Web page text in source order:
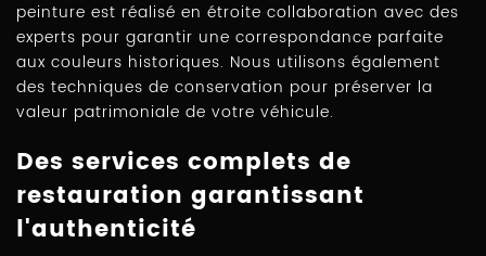
peinture est réalisé en étroite collaboration avec des
experts pour garantir une correspondance parfaite
aux couleurs historiques. Nous utilisons également
des techniques de conservation pour préserver la
valeur patrimoniale de votre véhicule.
Des services complets de
restauration garantissant
l'authenticité